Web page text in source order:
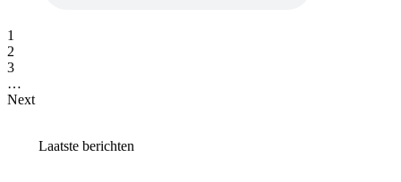
1
2
3
…
Next
Laatste berichten